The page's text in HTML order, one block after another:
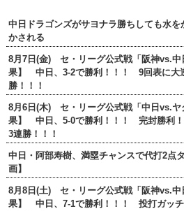
中日ドラゴンズがサヨナラ勝ちしても水
かされる
8月7日(金) セ・リーグ公式戦「阪神vs.中
果】 中日、3-2で勝利！！！ 9回表に大
勝！！！
8月6日(木) セ・リーグ公式戦「中日vs.ヤ
果】 中日、5-0で勝利！！！ 完封勝利！
3連勝！！！
中日・阿部寿樹、満塁チャンスで代打2点
画】
8月8日(土) セ・リーグ公式戦「阪神vs.中
果】 中日、7-1で勝利！！！ 投打ガッチ